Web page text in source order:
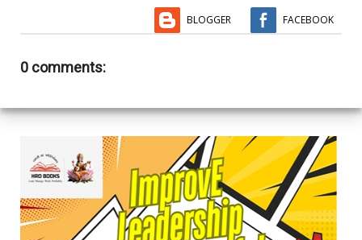
BLOGGER FACEBOOK
0 comments: